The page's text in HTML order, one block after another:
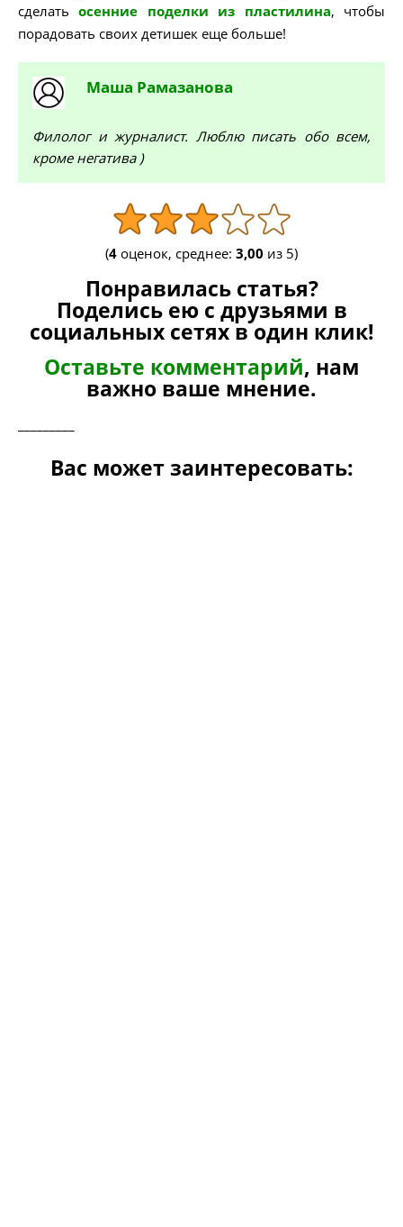
сделатьосенние поделки из пластилина, чтобы
порадовать своих детишек еще больше!
Маша Рамазанова
Филолог и журналист. Люблю писать обо всем,
кроме негатива )
(4 оценок, среднее: 3,00 из 5)
Понравилась статья?
Поделись ею с друзьями в
социальных сетях в один клик!
Оставьте комментарий, нам
важно ваше мнение.
Вас может заинтересовать: